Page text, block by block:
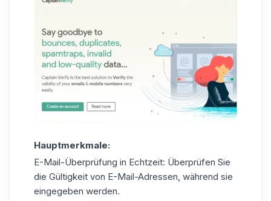
Hauptmerkmale:
E-Mail-Überprüfung in Echtzeit: Überprüfen Sie
die Gültigkeit von E-Mail-Adressen, während sie
eingegeben werden.